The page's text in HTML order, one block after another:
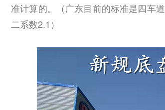
准计算的。（广东目前的标准是四车道
二系数2.1）